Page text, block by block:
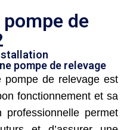
de
pompe de relevage
pompe de relevage est
fonctionnement et sa
professionnelle permet